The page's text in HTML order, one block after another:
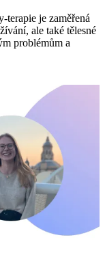
terapie je zaměřená
ale také tělesné
problémům a